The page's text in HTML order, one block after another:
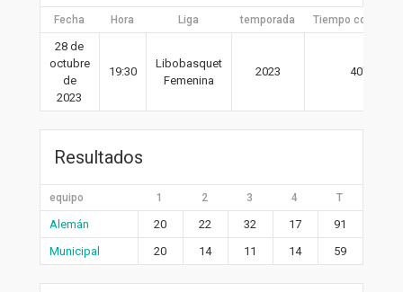
Fecha Hora Liga temporada Tiempo completo
28 de
octubre
de
2023
19:30
Libobasquet
Femenina
2023 40′
Resultados
equipo 1 2 3 4 T
Alemán 20 22 32 17
91
Municipal
20 14 11 14 59